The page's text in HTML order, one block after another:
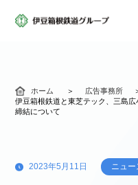
ホーム 広告事務所
伊豆箱根鉄道と東芝テック、三島
締結について
2023年5月11日 ニュー